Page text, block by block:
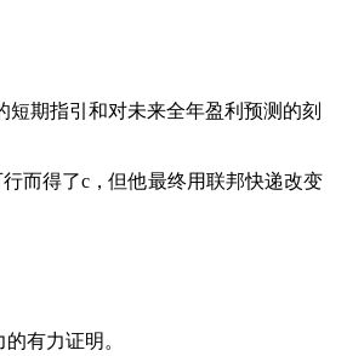
期指引和对未来全年盈利预测的刻
而得了c，但他最终用联邦快递改变
有力证明。